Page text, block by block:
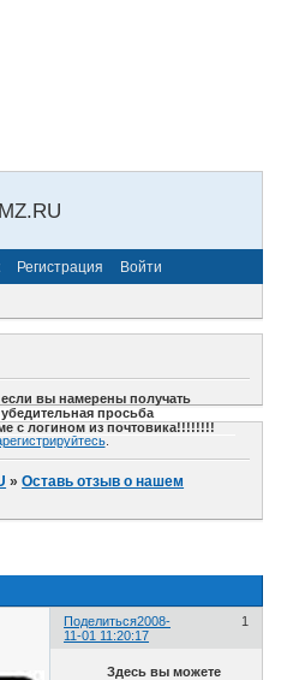
Регистрация Войти
вы намерены получать
просьба
с логином из почтовика!!!!!!!!
.
»Оставь отзыв о нашем
Поделиться 1
2008-
11-01 11:20:17
Здесь вы можете